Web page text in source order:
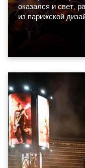
оказался и свет,
из парижской
составили сорок